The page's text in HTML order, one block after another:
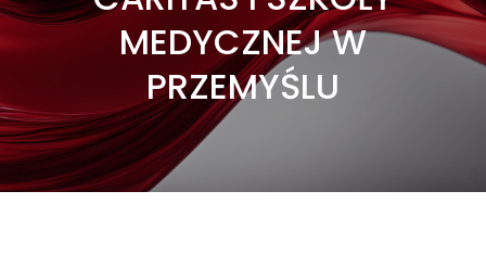
MEDYCZNEJ W
PRZEMYŚLU